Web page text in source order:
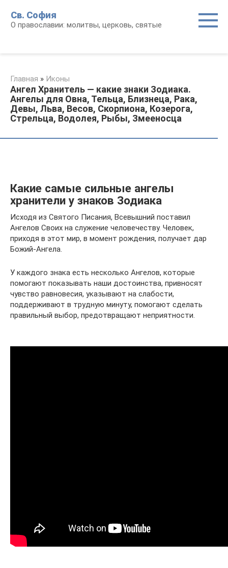
контенту
Св. София
О православии: молитвы, церковь, святые
Главная » Иконы
Ангел Хранитель — какие знаки Зодиака.
Ангелы для Овна, Тельца, Близнеца, Рака,
Девы, Льва, Весов, Скорпиона, Козерога,
Стрельца, Водолея, Рыбы, Змееносца
Какие самые сильные ангелы
хранители у знаков Зодиака
Исходя из Святого Писания, Всевышний поставил
Ангелов Своих на служение человечеству. Человек,
приходя в этот мир, в момент рождения, получает дар
Божий-Ангела.
У каждого знака есть несколько Ангелов, которые
помогают показывать наши достоинства, привносят
чувство равновесия, указывают на слабости,
поддерживают в трудную минуту, помогают сделать
правильный выбор, предотвращают неприятности.